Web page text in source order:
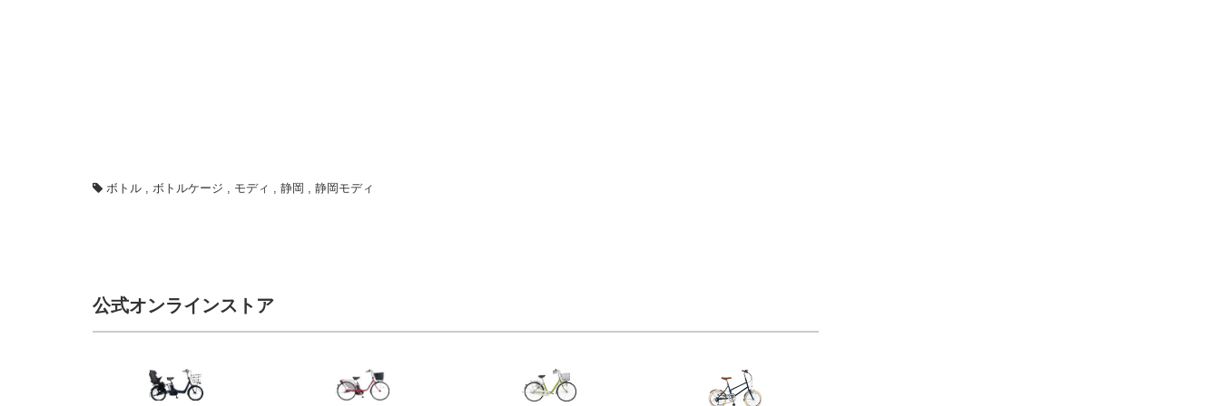
ボトル ボトルケージ モディ 静岡 静岡モディ
公式オンラインストア